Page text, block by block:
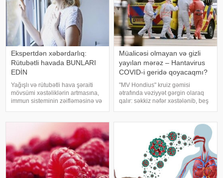
Ekspertdən xəbərdarlıq:
Rütubətli havada BUNLARI
EDİN
Yağışlı və rütubətli hava şəraiti
mövsümi xəstəliklərin artmasına,
immun sisteminin zəifləməsinə və
dövrlərdə düzgün qidalanma
təkcə sağlam qalmaq üçün deyil
Müalicəsi olmayan və gizli
yayılan mərəz – Hantavirus
COVID-i geridə qoyacaqmı?
"MV Hondius" kruiz gəmisi
ətrafında vəziyyət gərgin olaraq
qalır: səkkiz nəfər xəstələnib, beş
laboratoriyada təsdiqlənib.
Yoluxanlardan üçü gəmidən